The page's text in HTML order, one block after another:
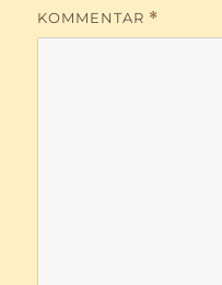
KOMMENTAR *